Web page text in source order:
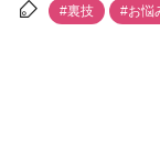
#裏技 #お悩